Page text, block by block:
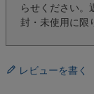
らせください。
封・未使用に限
レビューを書く